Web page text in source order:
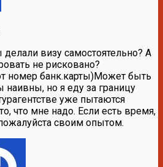
делали визу самостоятельно? А
не рисковано?
номер банк.карты)Может быть
наивны, но я еду за границу
уже пытаются
что мне надо. Если есть время,
своим опытом.